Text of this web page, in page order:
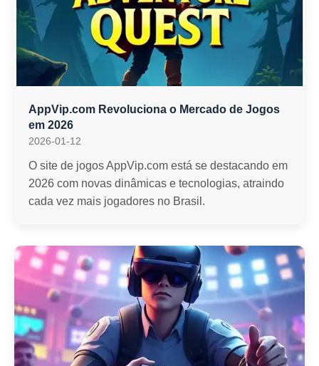
AppVip.com Revoluciona o Mercado de Jogos
em 2026
2026-01-12
O site de jogos AppVip.com está se destacando em
2026 com novas dinâmicas e tecnologias, atraindo
cada vez mais jogadores no Brasil.